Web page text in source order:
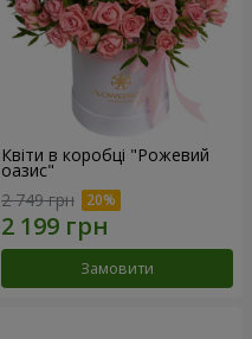
Квіти в коробці "Рожевий
оазис"
2 749 грн
Замовити